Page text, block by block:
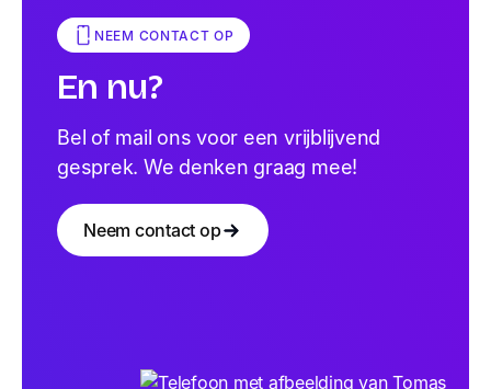
NEEM CONTACT OP
En nu?
Bel of mail ons voor een vrijblijvend
gesprek. We denken graag mee!
Neem contact op